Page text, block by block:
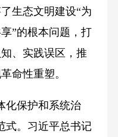
生态文明建设“为
”的根本问题，打
、实践误区，推
命性重塑。
保护和系统治
式。习近平总书记